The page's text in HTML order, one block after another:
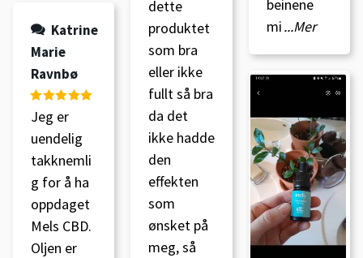
beinene
mi...Mer
dette
produktet
som bra
eller ikke
fullt så bra
da det
ikke hadde
den
effekten
som
ønsket på
meg, så
Marie
Ravnbø
Vurdert
Jeg er
uendelig
takknemli
g for å ha
oppdaget
Mels CBD.
Oljen er